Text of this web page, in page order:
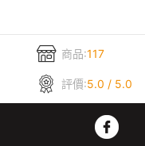
商品:117
評價:5.0 / 5.0